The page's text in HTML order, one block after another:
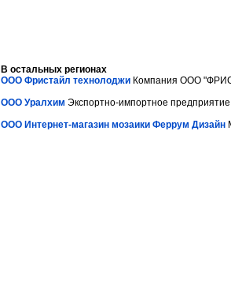
В остальных регионах
ООО Фристайл технолоджи Компания ООО
ООО Уралхим Экспортно-импортное предприятие
ООО Интернет-магазин мозаики Феррум Дизайн